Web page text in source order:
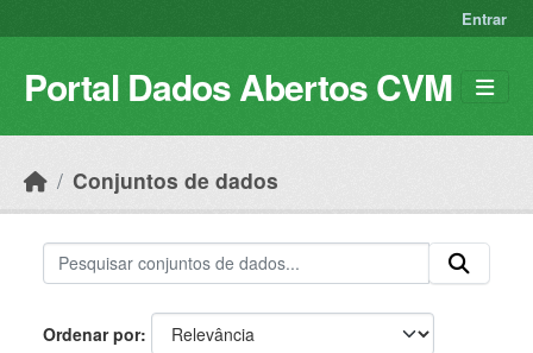
Entrar
Portal Dados Abertos CVM
Conjuntos de dados
Ordenar por